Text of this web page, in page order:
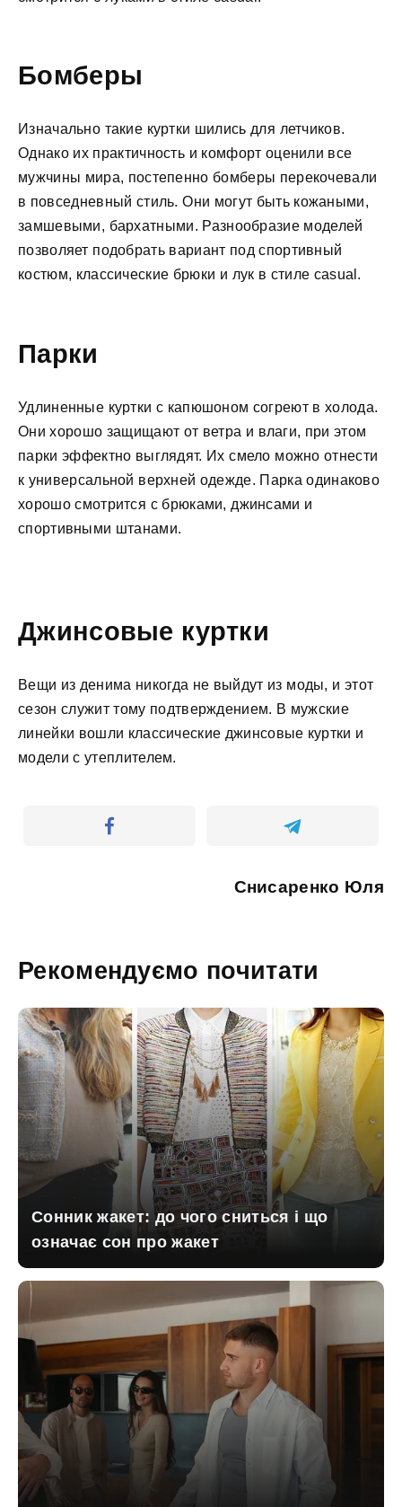
Бомберы
Изначально такие куртки шились для летчиков.
Однако их практичность и комфорт оценили все
мужчины мира, постепенно бомберы перекочевали
в повседневный стиль. Они могут быть кожаными,
замшевыми, бархатными. Разнообразие моделей
позволяет подобрать вариант под спортивный
костюм, классические брюки и лук в стиле casual.
Парки
Удлиненные куртки с капюшоном согреют в холода.
Они хорошо защищают от ветра и влаги, при этом
парки эффектно выглядят. Их смело можно отнести
к универсальной верхней одежде. Парка одинаково
хорошо смотрится с брюками, джинсами и
спортивными штанами.
Джинсовые куртки
Вещи из денима никогда не выйдут из моды, и этот
сезон служит тому подтверждением. В мужские
линейки вошли классические джинсовые куртки и
модели с утеплителем.
Снисаренко Юля
Рекомендуємо почитати
Сонник жакет: до чого сниться і що
означає сон про жакет